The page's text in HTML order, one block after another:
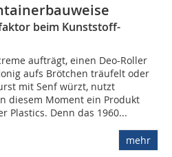
beim Kunststoff-
aufträgt, einen Deo-Roller
aufs Brötchen träufelt oder
mit Senf würzt, nutzt
diesem Moment ein Produkt
Plastics. Denn das 1960...
mehr